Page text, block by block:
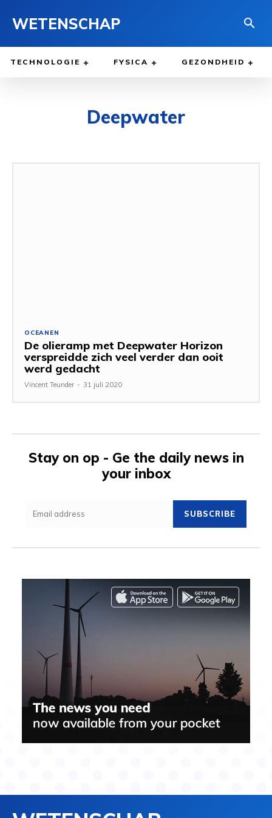
WETENSCHAP
TECHNOLOGIE FYSICA GEZONDHEID
Deepwater
OCEANEN
De olieramp met Deepwater Horizon
verspreidde zich veel verder dan ooit
werd gedacht
Vincent Teunder - 31 juli 2020
Stay on op - Ge the daily news in
your inbox
SUBSCRIBE